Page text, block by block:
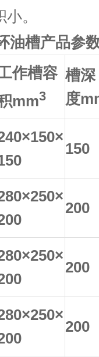
。
油槽产品参
作槽容
mm3
槽深
度
×150×
150
×250×
200
×250×
200
×250×
200